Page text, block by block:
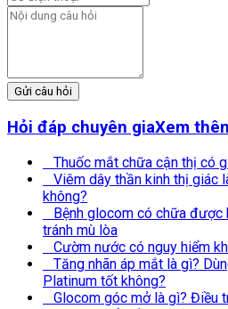
Gửi câu hỏi
Hỏi đáp chuyên giaXem
Thuốc mắt chữa cận thị có
Viêm dây thần kinh thị giác
không?
Bệnh glocom có chữa được
tránh mù lòa
Cườm nước có nguy hiểm
Tăng nhãn áp mắt là gì?
Platinum tốt không?
Glocom góc mở là gì? Điều